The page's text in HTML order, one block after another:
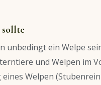
sollte
unbedingt ein Welpe
und Welpen im
eines Welpen